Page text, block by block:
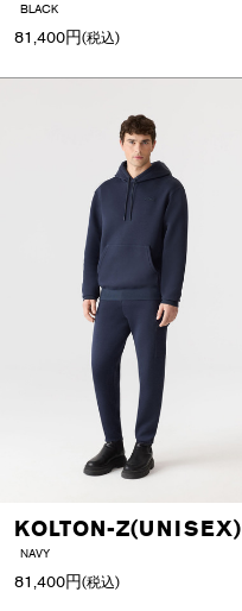
BLACK
81,400円(税込)
KOLTON-Z(UNISEX)
NAVY
81,400円(税込)